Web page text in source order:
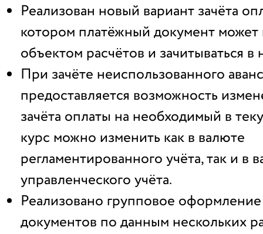
Реализован новый вариант зачёта
котором платёжный документ может
объектом расчётов и зачитываться в
При зачёте неиспользованного
предоставляется возможность
зачёта оплаты на необходимый в
курс можно изменить как в валюте
регламентированного учёта, так и в
управленческого учёта.
Реализовано групповое
документов по данным нескольких